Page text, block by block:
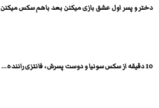
دختر و پسر اول عشق بازی میکنن بعد باهم سکس میکنن
10 دقیقه از سکس سونیا و دوست پسرش ، فانتزی راننده...